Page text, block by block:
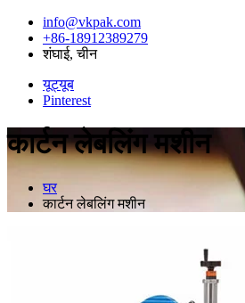
info@vkpak.com
+86-18912389279
शंघाई, चीन
यूट्यूब
Pinterest
कार्टन लेबलिंग मशीन
घर
कार्टन लेबलिंग मशीन